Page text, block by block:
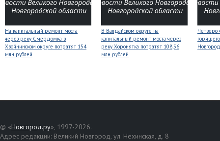
На капитальный ремонт моста
через реку Смердомка в
Хвойнинском округе потратят 154
млн рублей
В Валдайском округе на
капитальный ремонт моста через
реку Хоронятка потратят 108,56
млн рублей
Четверо
© «Новгород.ру», 1997-2026.
Адрес редакции: Великий Новгород, ул. Нехинская, д. 8